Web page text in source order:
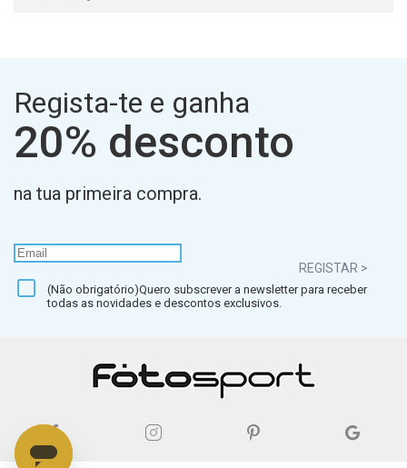
Regista-te e ganha
20% desconto
na tua primeira compra.
REGISTAR >
(Não obrigatório)Quero subscrever a newsletter para receber
todas as novidades e descontos exclusivos.